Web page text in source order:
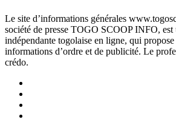
Le site d’informations générales
société de presse TOGO SCOOP INFO, est
indépendante togolaise en ligne, qui
informations d’ordre et de publicité. Le
crédo.